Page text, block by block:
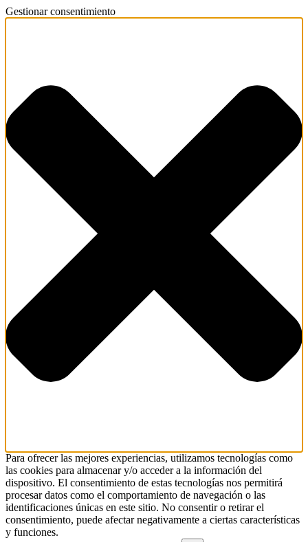
Gestionar consentimiento
Para ofrecer las mejores experiencias, utilizamos tecnologías como
las cookies para almacenar y/o acceder a la información del
dispositivo. El consentimiento de estas tecnologías nos permitirá
procesar datos como el comportamiento de navegación o las
identificaciones únicas en este sitio. No consentir o retirar el
consentimiento, puede afectar negativamente a ciertas características
y funciones.